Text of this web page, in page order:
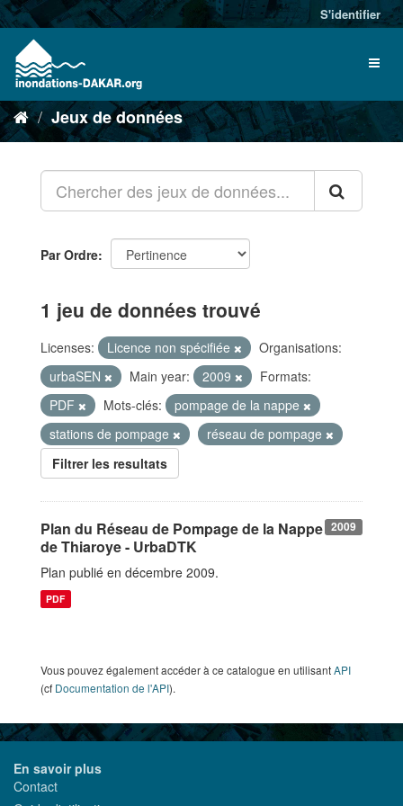
S'identifier
Jeux de données
Par Ordre
1 jeu de données trouvé
Licenses: Licence non spécifiée
Organisations:
urbaSEN
Main year: 2009
Formats:
PDF
Mots-clés:
pompage de la nappe
stations de pompage
réseau de pompage
Filtrer les resultats
2009
Plan du Réseau de Pompage de la Nappe
de Thiaroye - UrbaDTK
Plan publié en décembre 2009.
PDF
Vous pouvez également accéder à ce catalogue en utilisantAPI
(cf Documentation de l'API).
En savoir plus
Contact